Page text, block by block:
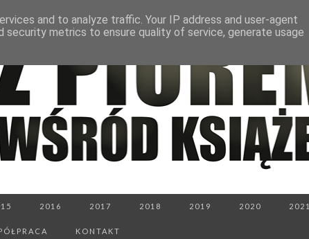
2016 2017 2018 2019 2020 2021
KONTAKT
and to analyze traffic. Your IP address and user-agent
security metrics to ensure quality of service, generate usage